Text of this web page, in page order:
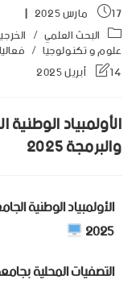
17 مارس 2025
البحث العلمي /
علوم و تكنولوجيا /
14 أبريل 2025
الأولمبياد
والبرمجة 2025
الأولمبياد الوطنية
2025
التصفيات المحلية